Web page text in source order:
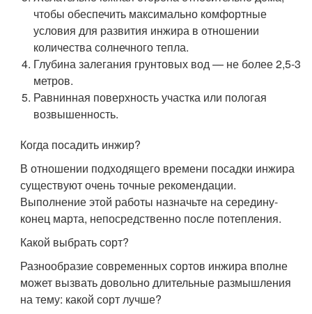
чтобы обеспечить максимально комфортные
условия для развития инжира в отношении
количества солнечного тепла.
Глубина залегания грунтовых вод — не более 2,5-3
метров.
Равнинная поверхность участка или пологая
возвышенность.
Когда посадить инжир?
В отношении подходящего времени посадки инжира
существуют очень точные рекомендации.
Выполнение этой работы назначьте на середину-
конец марта, непосредственно после потепления.
Какой выбрать сорт?
Разнообразие современных сортов инжира вполне
может вызвать довольно длительные размышления
на тему: какой сорт лучше?